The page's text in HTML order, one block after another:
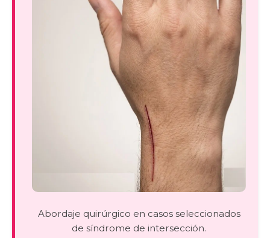
Abordaje quirúrgico en casos seleccionados
de síndrome de intersección.